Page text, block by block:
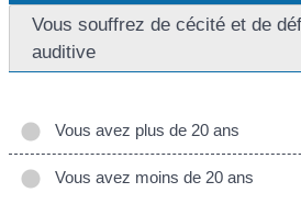
Vous souffrez de cécité et de
auditive
Vous avez plus de 20 ans
Vous avez moins de 20 ans